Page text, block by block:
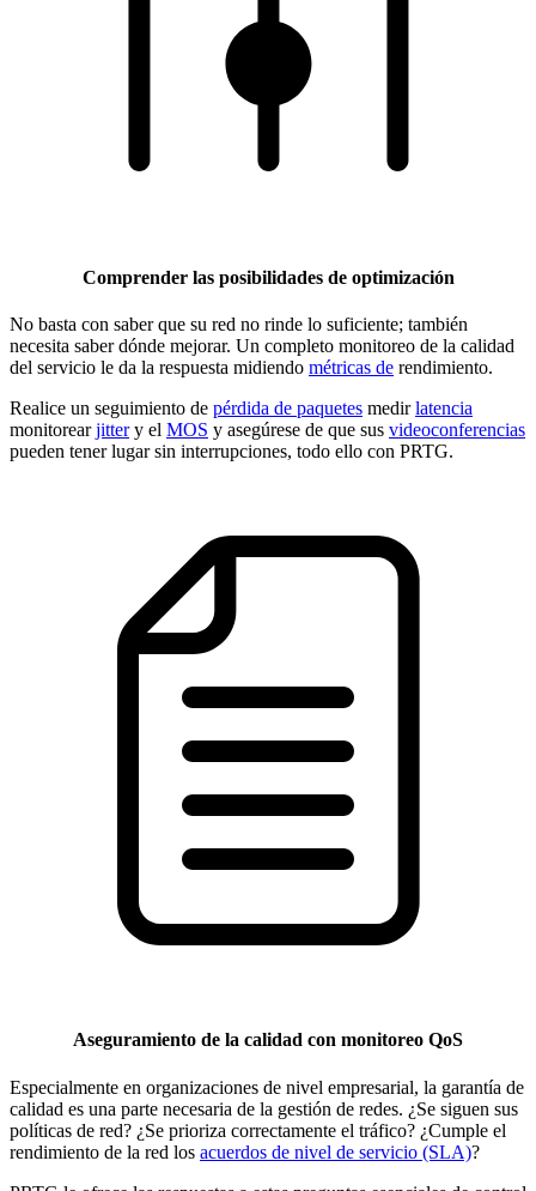
Comprender las posibilidades de optimización
No basta con saber que su red no rinde lo suficiente; también
necesita saber dónde mejorar. Un completo monitoreo de la calidad
del servicio le da la respuesta midiendo métricas de rendimiento.
Realice un seguimiento de pérdida de paquetes medirlatencia
monitorearjittery el MOS y asegúrese de que sus videoconferencias
pueden tener lugar sin interrupciones, todo ello con PRTG.
Aseguramiento de la calidad con monitoreo QoS
Especialmente en organizaciones de nivel empresarial, la garantía de
calidad es una parte necesaria de la gestión de redes. ¿Se siguen sus
políticas de red? ¿Se prioriza correctamente el tráfico? ¿Cumple el
rendimiento de la red los acuerdos de nivel de servicio (SLA)?